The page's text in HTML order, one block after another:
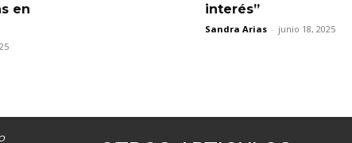
en
interés”
Sandra Arias - junio 18, 2025